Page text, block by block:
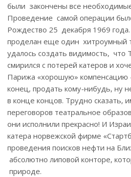
были закончены все
Проведение самой операции
Рождество 25 декабря 1969
проделан еще один хитроумный
удалось создать видимость, что
смирился с потерей катеров и
Парижа «хорошую» компенсацию
конец, продать кому-нибудь, ну
в конце концов. Трудно сказать,
переговоров театральное
они исполнили прекрасно! И
катера норвежской фирме
проведения поисков нефти на
абсолютно липовой конторе,
природе.